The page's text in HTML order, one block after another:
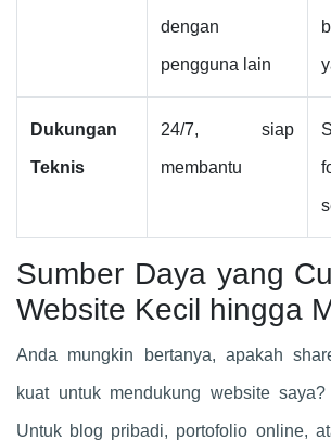
dengan
pengguna lain
Dukungan
Teknis
24/7, siap
membantu
Sumber Daya yang
Website Kecil hingga
Anda mungkin bertanya, apakah
kuat untuk mendukung website
Untuk blog pribadi, portofolio online,